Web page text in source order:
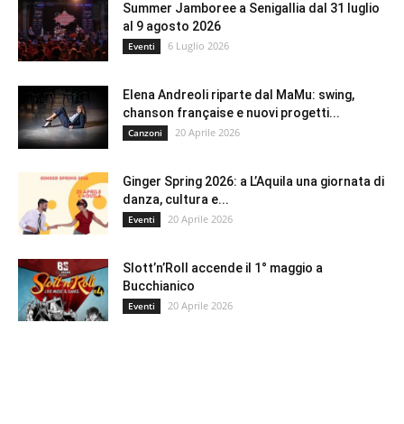
Summer Jamboree a Senigallia dal 31 luglio
al 9 agosto 2026
Eventi 6 Luglio 2026
Elena Andreoli riparte dal MaMu: swing,
chanson française e nuovi progetti...
Canzoni 20 Aprile 2026
Ginger Spring 2026: a L’Aquila una giornata di
danza, cultura e...
Eventi 20 Aprile 2026
Slott’n’Roll accende il 1° maggio a
Bucchianico
Eventi 20 Aprile 2026